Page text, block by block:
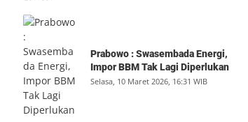
Prabowo : Swasembada Energi,
Impor BBM Tak Lagi Diperlukan
Selasa, 10 Maret 2026, 16:31 WIB